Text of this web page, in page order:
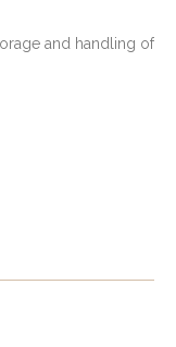
and handling of